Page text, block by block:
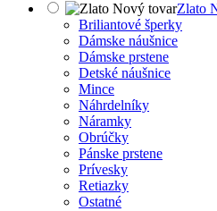
Zlato
Briliantové šperky
Dámske náušnice
Dámske prstene
Detské náušnice
Mince
Náhrdelníky
Náramky
Obrúčky
Pánske prstene
Prívesky
Retiazky
Ostatné